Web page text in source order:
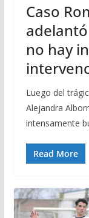
Caso
no hay
Luego del
Alejandra
intensamente
Read More